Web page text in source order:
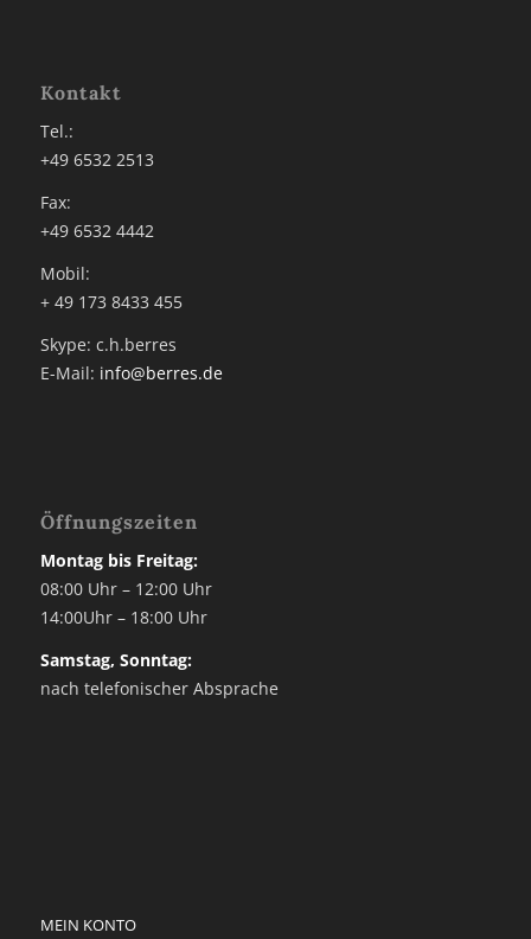
Kontakt
Tel.:
+49 6532 2513
Fax:
+49 6532 4442
Mobil:
+ 49 173 8433 455
Skype: c.h.berres
E-Mail: info@berres.de
Öffnungszeiten
Montag bis Freitag:
08:00 Uhr – 12:00 Uhr
14:00Uhr – 18:00 Uhr
Samstag, Sonntag:
nach telefonischer Absprache
MEIN KONTO